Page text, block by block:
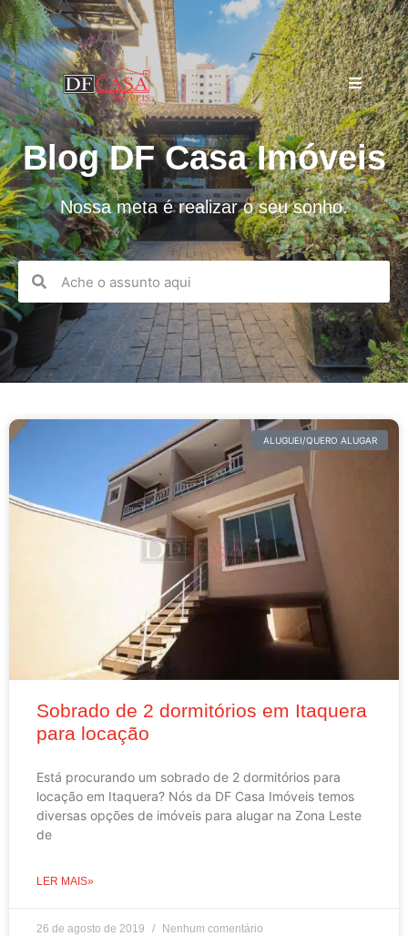
Blog DF Casa Imóveis
Nossa meta é realizar o seu sonho.
ALUGUEI/QUERO ALUGAR
Sobrado de 2 dormitórios em Itaquera
para locação
Está procurando um sobrado de 2 dormitórios para
locação em Itaquera? Nós da DF Casa Imóveis temos
diversas opções de imóveis para alugar na Zona Leste
de
LER MAIS»
26 de agosto de 2019 Nenhum comentário